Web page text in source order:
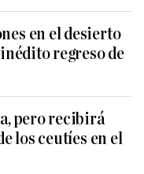
en el desierto
regreso de
pero recibirá
los ceutíes en el